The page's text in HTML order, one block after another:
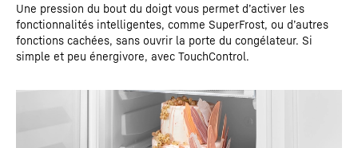
Une pression du bout du doigt vous permet d’activer les
fonctionnalités intelligentes, comme SuperFrost, ou d’autres
fonctions cachées, sans ouvrir la porte du congélateur. Si
simple et peu énergivore, avec TouchControl.